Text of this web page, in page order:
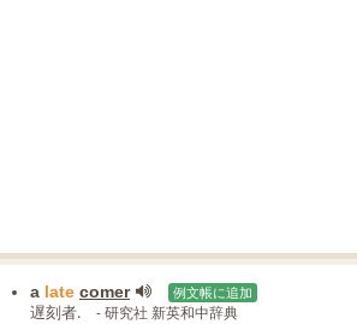
a late comer 例文帳に追加
遅刻者. - 研究社 新英和中辞典